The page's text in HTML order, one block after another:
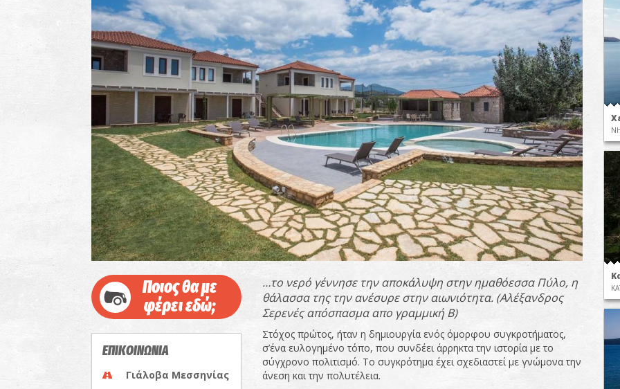
Ποιος θα με
φέρει εδώ;
ΕΠΙΚΟΙΝΩΝΙΑ
Γιάλοβα Μεσσηνίας
…το νερό γέννησε την αποκάλυψη στην ημαθόεσσα Πύλο, η
θάλασσα της την ανέσυρε στην αιωνιότητα. (Αλέξανδρος
Σερενές απόσπασμα απο γραμμική Β)
Στόχος πρώτος, ήταν η δημιουργία ενός όμορφου συγκροτήματος,
σ’ένα ευλογημένο τόπο, που συνδέει άρρηκτα την ιστορία με το
σύγχρονο πολιτισμό. Το συγκρότημα έχει σχεδιαστεί με γνώμονα την
άνεση και την πολυτέλεια.